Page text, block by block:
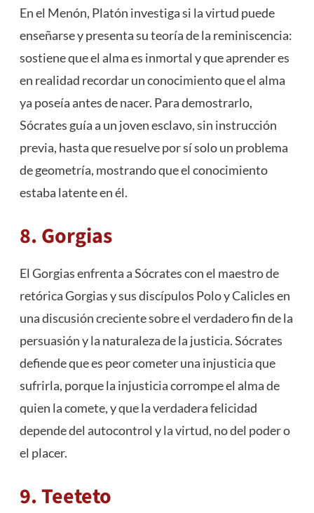
En el Menón, Platón investiga si la virtud puede
enseñarse y presenta su teoría de la reminiscencia:
sostiene que el alma es inmortal y que aprender es
en realidad recordar un conocimiento que el alma
ya poseía antes de nacer. Para demostrarlo,
Sócrates guía a un joven esclavo, sin instrucción
previa, hasta que resuelve por sí solo un problema
de geometría, mostrando que el conocimiento
estaba latente en él.
8. Gorgias
El Gorgias enfrenta a Sócrates con el maestro de
retórica Gorgias y sus discípulos Polo y Calicles en
una discusión creciente sobre el verdadero fin de la
persuasión y la naturaleza de la justicia. Sócrates
defiende que es peor cometer una injusticia que
sufrirla, porque la injusticia corrompe el alma de
quien la comete, y que la verdadera felicidad
depende del autocontrol y la virtud, no del poder o
el placer.
9. Teeteto